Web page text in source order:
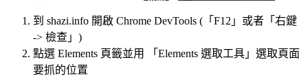
到 shazi.info 開啟 Chrome DevTools (「F12」或者「右鍵
-> 檢查」)
點選 Elements 頁籤並用 「Elements 選取工具」選取頁面
要抓的位置